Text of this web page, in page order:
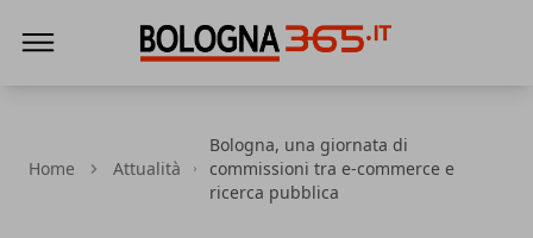
Home Attualità
Bologna, una giornata di
commissioni tra e-commerce e
ricerca pubblica